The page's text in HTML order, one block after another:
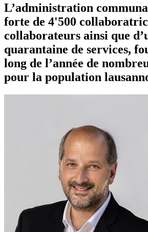
L’administration
forte de 4'500
collaborateurs ainsi que
quarantaine de services,
long de l’année de
pour la population